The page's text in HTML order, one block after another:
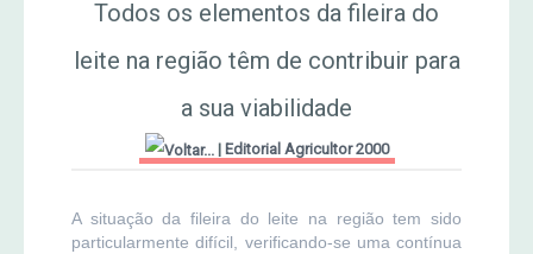
Jornal Agricultor 2000
Publicações AASM
Todos os elementos da fileira do
leite na região têm de contribuir para
a sua viabilidade
| Editorial Agricultor 2000
A situação da fileira do leite na região tem sido
particularmente difícil, verificando-se uma contínua